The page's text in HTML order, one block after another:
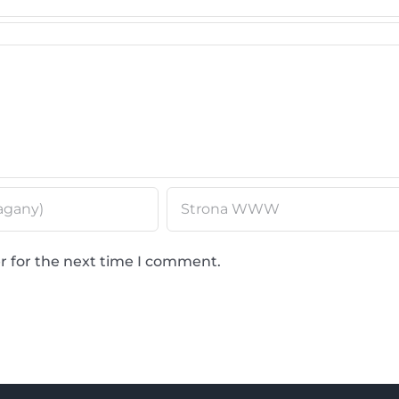
for the next time I comment.